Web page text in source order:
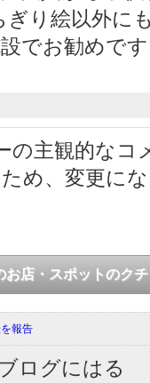
り絵以外に
でお勧めで
主観的なコ
め、変更に
お店・スポットのク
報告
ログにはる